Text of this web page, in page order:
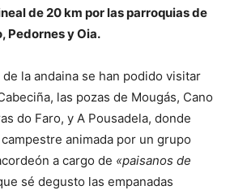
de 20 km por las parroquias de
Pedornes y Oia.
la andaina se han podido visitar
las pozas de Mougás, Cano
do Faro, y A Pousadela, donde
animada por un grupo
a cargo de «paisanos de
sé degusto las empanadas